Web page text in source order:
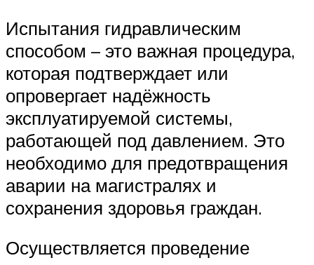
Испытания гидравлическим
способом – это важная процедура,
которая подтверждает или
опровергает надёжность
эксплуатируемой системы,
работающей под давлением. Это
необходимо для предотвращения
аварии на магистралях и
сохранения здоровья граждан.
Осуществляется проведение